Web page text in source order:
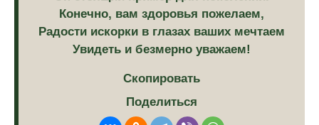
Конечно, вам здоровья пожелаем,
Радости искорки в глазах ваших мечтаем
Увидеть и безмерно уважаем!
Скопировать
Поделиться